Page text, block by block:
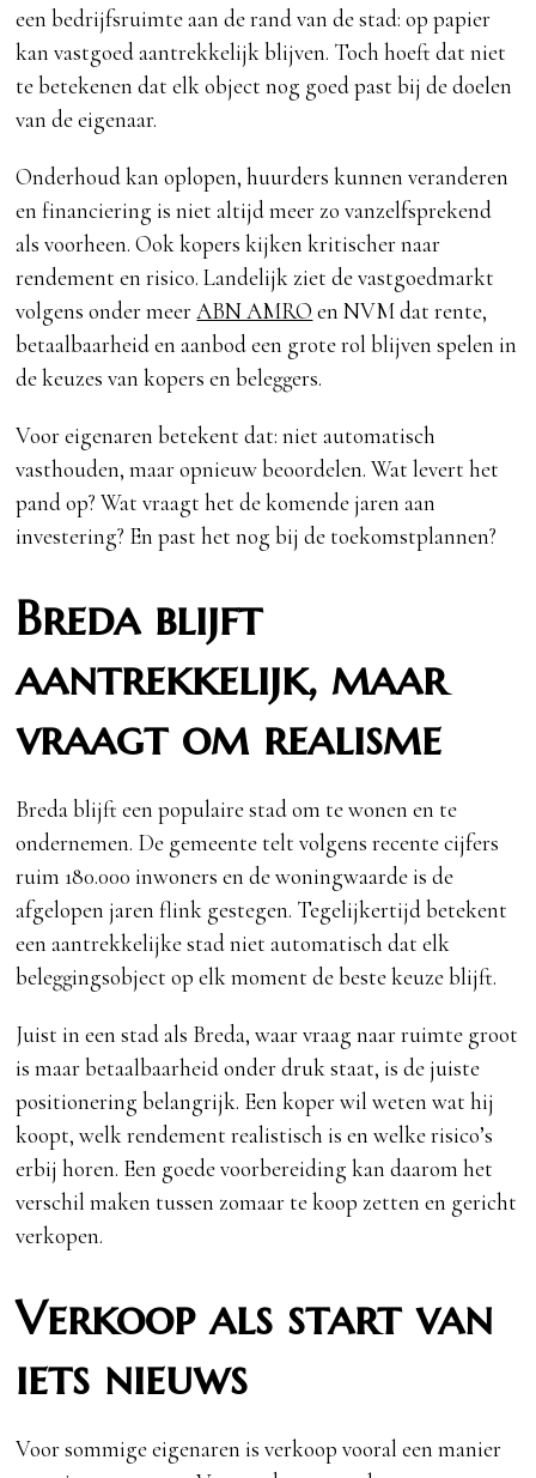
een bedrijfsruimte aan de rand van de stad: op papier
kan vastgoed aantrekkelijk blijven. Toch hoeft dat niet
te betekenen dat elk object nog goed past bij de doelen
van de eigenaar.
Onderhoud kan oplopen, huurders kunnen veranderen
en financiering is niet altijd meer zo vanzelfsprekend
als voorheen. Ook kopers kijken kritischer naar
rendement en risico. Landelijk ziet de vastgoedmarkt
volgens onder meerABN AMRO en NVM dat rente,
betaalbaarheid en aanbod een grote rol blijven spelen in
de keuzes van kopers en beleggers.
Voor eigenaren betekent dat: niet automatisch
vasthouden, maar opnieuw beoordelen. Wat levert het
pand op? Wat vraagt het de komende jaren aan
investering? En past het nog bij de toekomstplannen?
Breda blijft
aantrekkelijk, maar
vraagt om realisme
Breda blijft een populaire stad om te wonen en te
ondernemen. De gemeente telt volgens recente cijfers
ruim 180.000 inwoners en de woningwaarde is de
afgelopen jaren flink gestegen. Tegelijkertijd betekent
een aantrekkelijke stad niet automatisch dat elk
beleggingsobject op elk moment de beste keuze blijft.
Juist in een stad als Breda, waar vraag naar ruimte groot
is maar betaalbaarheid onder druk staat, is de juiste
positionering belangrijk. Een koper wil weten wat hij
koopt, welk rendement realistisch is en welke risico’s
erbij horen. Een goede voorbereiding kan daarom het
verschil maken tussen zomaar te koop zetten en gericht
verkopen.
Verkoop als start van
iets nieuws
Voor sommige eigenaren is verkoop vooral een manier